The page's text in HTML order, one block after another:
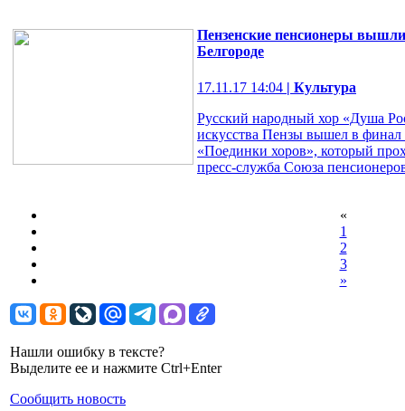
Пензенские пенсионеры
Белгороде
17.11.17 14:04 | Культура
Русский народный хор «Душа
искусства Пензы вышел в финал
«Поединки хоров», который
пресс-служба Союза
«
1
2
3
»
Нашли ошибку в тексте?
Выделите ее и нажмите Ctrl+Enter
Сообщить новость